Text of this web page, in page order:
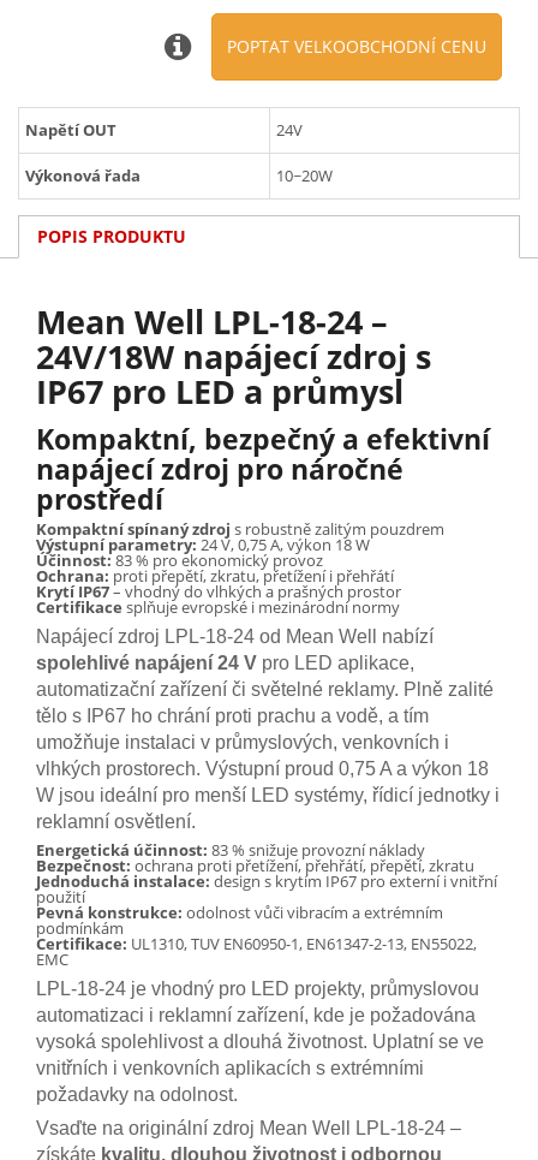
POPTAT VELKOOBCHODNÍ CENU
Napětí OUT 24V
Výkonová řada 10~20W
POPIS PRODUKTU
Mean Well LPL-18-24 –
24V/18W napájecí zdroj s
IP67 pro LED a průmysl
Kompaktní, bezpečný a efektivní
napájecí zdroj pro náročné
prostředí
Kompaktní spínaný zdroj s robustně zalitým pouzdrem
Výstupní parametry: 24 V, 0,75 A, výkon 18 W
Účinnost:83 % pro ekonomický provoz
Ochrana: proti přepětí, zkratu, přetížení i přehřátí
Krytí IP67– vhodný do vlhkých a prašných prostor
Certifikace splňuje evropské i mezinárodní normy
Napájecí zdroj LPL-18-24 od Mean Well nabízí
spolehlivé napájení 24 V pro LED aplikace,
automatizační zařízení či světelné reklamy. Plně zalité
tělo s IP67 ho chrání proti prachu a vodě, a tím
umožňuje instalaci v průmyslových, venkovních i
vlhkých prostorech. Výstupní proud 0,75 A a výkon 18
W jsou ideální pro menší LED systémy, řídicí jednotky i
reklamní osvětlení.
Energetická účinnost: 83 % snižuje provozní náklady
Bezpečnost: ochrana proti přetížení, přehřátí, přepětí, zkratu
Jednoduchá instalace: design s krytím IP67 pro externí i vnitřní
použití
Pevná konstrukce: odolnost vůči vibracím a extrémním
podmínkám
Certifikace: UL1310, TUV EN60950-1, EN61347-2-13, EN55022,
EMC
LPL-18-24 je vhodný pro LED projekty, průmyslovou
automatizaci i reklamní zařízení, kde je požadována
vysoká spolehlivost a dlouhá životnost. Uplatní se ve
vnitřních i venkovních aplikacích s extrémními
požadavky na odolnost.
Vsaďte na originální zdroj Mean Well LPL-18-24 –
získáte kvalitu, dlouhou životnost i odbornou